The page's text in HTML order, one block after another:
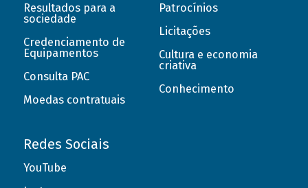
Resultados para a
sociedade
Credenciamento de
Equipamentos
Consulta PAC
Moedas contratuais
Patrocínios
Licitações
Cultura e economia
criativa
Conhecimento
Redes Sociais
YouTube